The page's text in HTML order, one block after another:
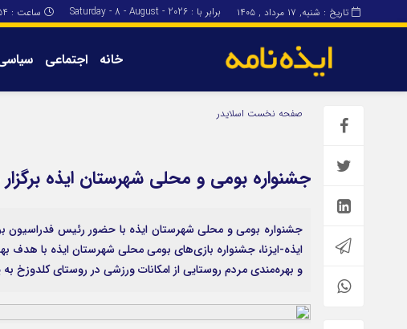
تاریخ : شنبه, ۱۷ مرداد , ۱۴۰۵ برابر با : Saturday - 8 - August - 2026 ساعت :
خانه اجتماعی
برگه نمونهصفحه نخست اسلایدر
جشنواره بومی و محلی شهرستان ایذه
جشنواره بومی و محلی شهرستان ایذه با حضور رئیس
ایذه-ایزنا، جشنواره بازی‌های بومی محلی شهرستان ایذه با
و بهره‌مندی مردم روستایی از امکانات ورزشی در روستای کلدوزخ